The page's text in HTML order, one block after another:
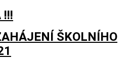
!!!
ŠKOLNÍHO